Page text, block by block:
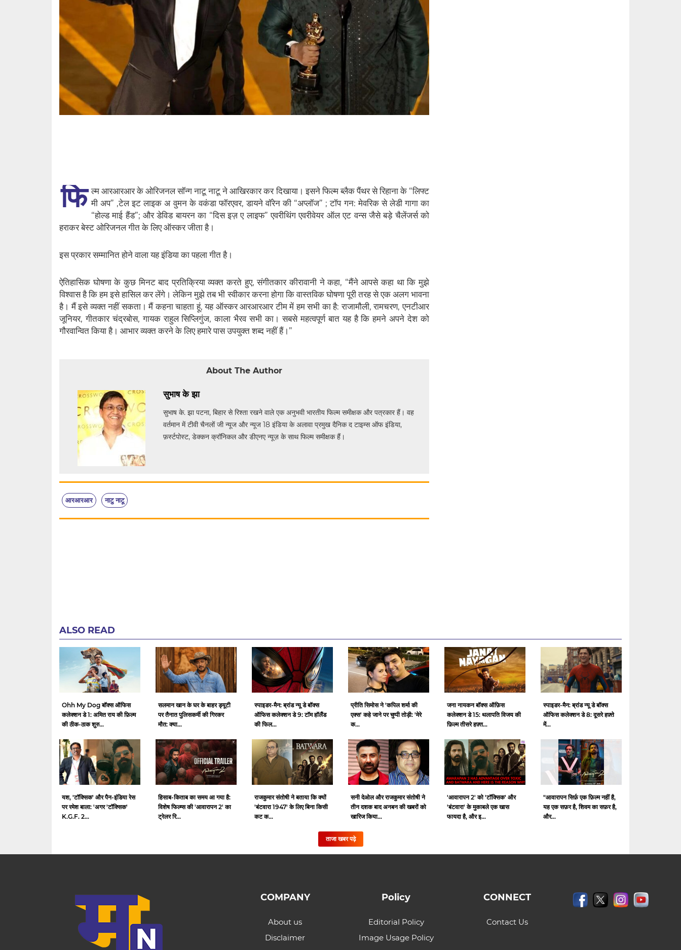
फि ल्म आरआरआर के ओरिजनल सॉन्ग नाटू नाटू ने आखिरकार कर दिखाया। इसने फिल्म ब्लैक पैंथर से रिहाना के “लिफ्ट
मी अप” ,टेल इट लाइक अ वुमन के वकंडा फॉरएवर, डायने वॉरेन की “अप्लॉज” ; टॉप गन: मेवरिक से लेडी गागा का
“होल्ड माई हैंड”; और डेविड बायरन का “दिस इज़ ए लाइफ” एवरीथिंग एवरीवेयर ऑल एट वन्स जैसे बड़े चैलेंजर्स को
हराकर बेस्ट ओरिजनल गीत के लिए ऑस्कर जीता है।
इस प्रकार सम्मानित होने वाला यह इंडिया का पहला गीत है।
ऐतिहासिक घोषणा के कुछ मिनट बाद प्रतिक्रिया व्यक्त करते हुए, संगीतकार कीरावानी ने कहा, “मैंने आपसे कहा था कि मुझे
विश्वास है कि हम इसे हासिल कर लेंगे। लेकिन मुझे तब भी स्वीकार करना होगा कि वास्तविक घोषणा पूरी तरह से एक अलग भावना
है। मैं इसे व्यक्त नहीं सकता। मैं कहना चाहता हूं, यह ऑस्कर आरआरआर टीम में हम सभी का है: राजामौली, रामचरण, एनटीआर
जूनियर, गीतकार चंद्रबोस, गायक राहुल सिप्लिगुंज, काला भैरव सभी का। सबसे महत्वपूर्ण बात यह है कि हमने अपने देश को
गौरवान्वित किया है। आभार व्यक्त करने के लिए हमारे पास उपयुक्त शब्द नहीं हैं।”
About The Author
सुभाष के झा
सुभाष के. झा पटना, बिहार से रिश्ता रखने वाले एक अनुभवी भारतीय फिल्म समीक्षक और पत्रकार हैं। वह
वर्तमान में टीवी चैनलों जी न्यूज और न्यूज 18 इंडिया के अलावा प्रमुख दैनिक द टाइम्स ऑफ इंडिया,
फ़र्स्टपोस्ट, डेक्कन क्रॉनिकल और डीएनए न्यूज़ के साथ फिल्म समीक्षक हैं।
आरआरआर नाटु नाटू
ALSO READ
Ohh My Dog बॉक्स ऑफिस
कलेक्शन डे 1: अमित राय की फ़िल्म
की ठीक-ठाक शुरु...
सलमान खान के घर के बाहर ड्यूटी
पर तैनात पुलिसकर्मी की गिरकर
मौत: क्या...
स्पाइडर-मैन: ब्रांड न्यू डे बॉक्स
ऑफिस कलेक्शन डे 9: टॉम हॉलैंड
की फिल...
प्रीति सिमोस ने 'कपिल शर्मा की
एक्स' कहे जाने पर चुप्पी तोड़ी: 'मेरे
क...
जना नायकन बॉक्स ऑफ़िस
कलेक्शन डे 15: थलापति विजय की
फ़िल्म तीसरे हफ़्त...
स्पाइडर-मैन: ब्रांड न्यू डे बॉक्स
ऑफिस कलेक्शन डे 8: दूसरे हफ़्ते
में...
यश, 'टॉक्सिक' और पैन-इंडिया रेस
पर रमेश बाला: 'अगर 'टॉक्सिक'
K.G.F. 2...
हिसाब-किताब का समय आ गया है:
विशेष फिल्म्स की 'आवारापन 2' का
ट्रेलर रि...
राजकुमार संतोषी ने बताया कि क्यों
'बंटवारा 1947' के लिए बिना किसी
कट क...
सनी देओल और राजकुमार संतोषी ने
तीन दशक बाद अनबन की खबरों को
खारिज किया...
'आवारापन 2' को 'टॉक्सिक' और
'बंटवारा' के मुकाबले एक खास
फायदा है, और इ...
"आवारापन सिर्फ़ एक फ़िल्म नहीं है,
यह एक सफ़र है, शिवम का सफ़र है,
और...
ताजा खबर पढ़े
COMPANY
About us
Disclaimer
Policy
Editorial Policy
Image Usage Policy
CONNECT
Contact Us